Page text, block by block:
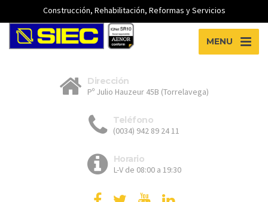
Construcción, Rehabilitación, Reformas y Servicios
MENU
Dirección
Pº Julio Hauzeur 45B (Torrelavega)
Teléfono
(0034) 942 89 24 11
Horario
L-V de 08:00 a 19:30